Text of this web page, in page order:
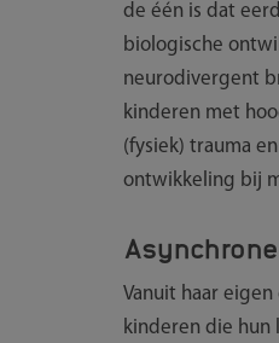
de één is dat
biologische
neurodivergent
kinderen met
(fysiek) trauma
ontwikkeling bij
Vanuit haar
kinderen die